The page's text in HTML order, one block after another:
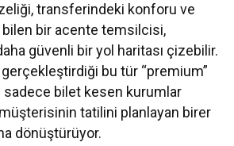
transferindeki konforu ve
bilen bir acente temsilcisi,
güvenli bir yol haritası çizebilir.
gerçekleştirdiği bu tür “premium”
sadece bilet kesen kurumlar
müşterisinin tatilini planlayan birer
dönüştürüyor.